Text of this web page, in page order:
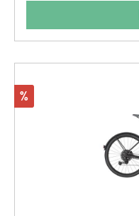
Rabatt
%